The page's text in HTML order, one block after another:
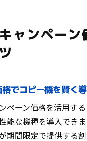
機選定で重視された事
ャンペーン
でコピー機を賢く
ペーン価格を活用す
能な機種を導入でき
期間限定で提供する